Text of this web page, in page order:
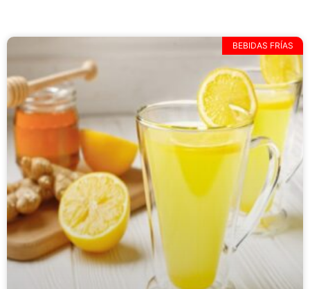
BEBIDAS FRÍAS